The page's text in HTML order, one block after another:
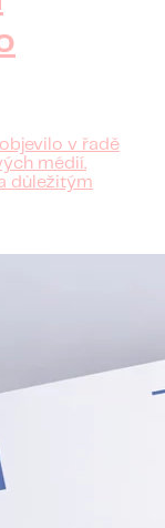
v řadě
médií.
důležitým